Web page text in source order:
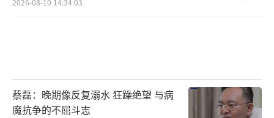
2026-08-10 14:34:03
蔡磊：晚期像反复溺水 狂躁绝望 与病
魔抗争的不屈斗志